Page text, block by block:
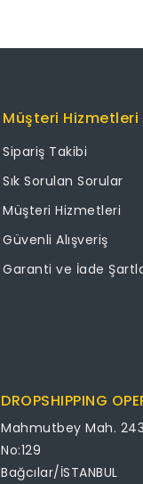
Müşteri Hizmetleri
Sipariş Takibi
Sık Sorulan Sorular
Müşteri Hizmetleri
Güvenli Alışveriş
Garanti ve İade
DROPSHIPPING
Mahmutbey Mah.
No:129
Bağcılar/İSTANBUL